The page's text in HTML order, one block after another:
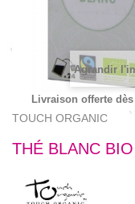
Agrandir
Livraison offerte
TOUCH ORGANIC
THÉ BLANC